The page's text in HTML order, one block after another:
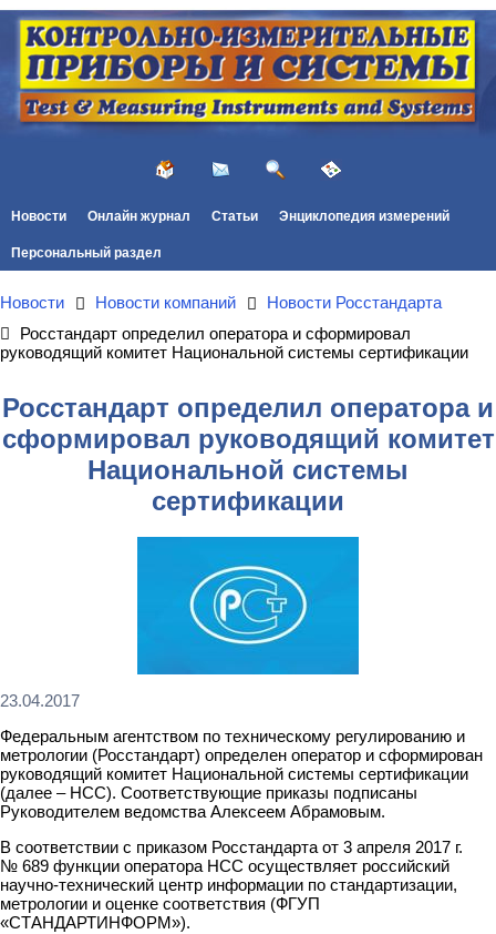
Новости Онлайн журнал Статьи Энциклопедия измерений
Персональный раздел
Новости Новости компаний
Новости Росстандарта
Росстандарт определил оператора и сформировал
руководящий комитет Национальной системы сертификации
Росстандарт определил оператора и
сформировал руководящий комитет
Национальной системы
сертификации
23.04.2017
Федеральным агентством по техническому регулированию и
метрологии (Росстандарт) определен оператор и сформирован
руководящий комитет Национальной системы сертификации
(далее – НСС). Соответствующие приказы подписаны
Руководителем ведомства Алексеем Абрамовым.
В соответствии с приказом Росстандарта от 3 апреля 2017 г.
№ 689 функции оператора НСС осуществляет российский
научно-технический центр информации по стандартизации,
метрологии и оценке соответствия (ФГУП
«СТАНДАРТИНФОРМ»).